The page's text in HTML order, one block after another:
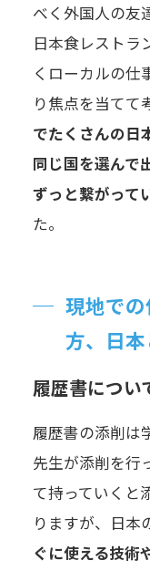
べく外国人の友
日本食レストラ
くローカルの仕
り焦点を当てて
でたくさんの日
同じ国を選んで
ずっと繋がって
た。
現地で
方、日本
履歴書につい
履歴書の添削は
先生が添削を行
て持っていくと
りますが、日本
ぐに使える技術